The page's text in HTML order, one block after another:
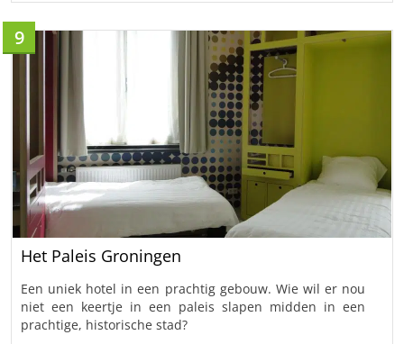
9
Het Paleis Groningen
Een uniek hotel in een prachtig gebouw. Wie wil er nou
niet een keertje in een paleis slapen midden in een
prachtige, historische stad?